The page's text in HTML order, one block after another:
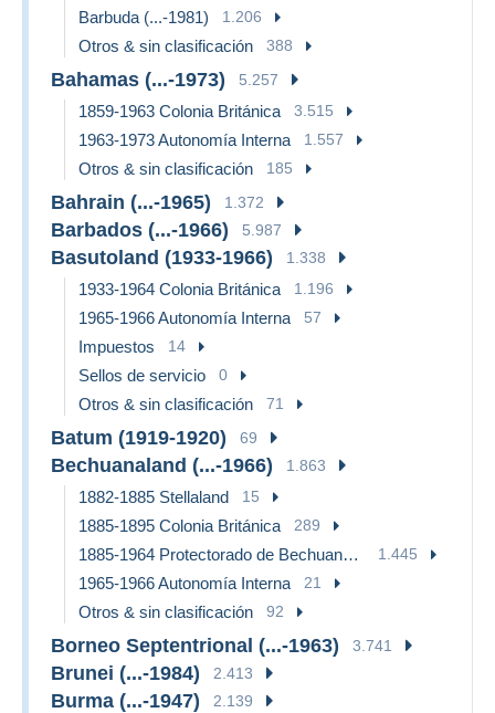
Barbuda (...-1981) 1.206
Otros & sin clasificación 388
Bahamas (...-1973) 5.257
1859-1963 Colonia Británica 3.515
1963-1973 Autonomía Interna 1.557
Otros & sin clasificación 185
Bahrain (...-1965) 1.372
Barbados (...-1966) 5.987
Basutoland (1933-1966) 1.338
1933-1964 Colonia Británica 1.196
1965-1966 Autonomía Interna 57
Impuestos 14
Sellos de servicio 0
Otros & sin clasificación 71
Batum (1919-1920) 69
Bechuanaland (...-1966) 1.863
1882-1885 Stellaland 15
1885-1895 Colonia Británica 289
1885-1964 Protectorado de Bechuanaland 1.445
1965-1966 Autonomía Interna 21
Otros & sin clasificación 92
Borneo Septentrional (...-1963) 3.741
Brunei (...-1984) 2.413
Burma (...-1947) 2.139